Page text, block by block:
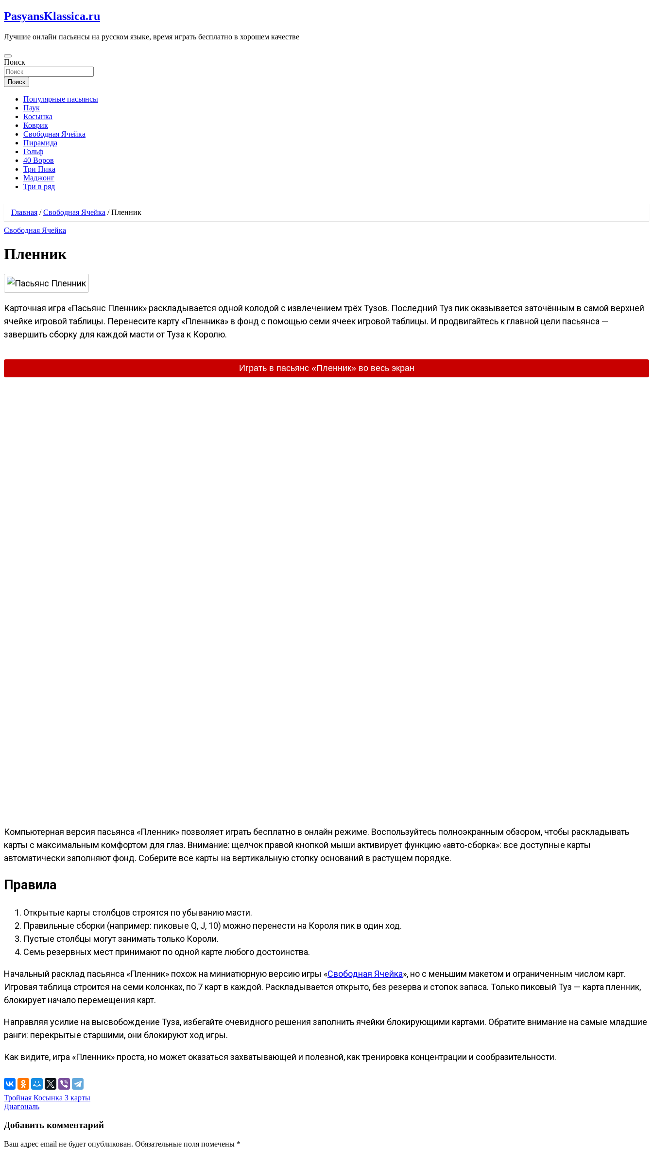
Перейти
к
PasyansKlassica.ru
Лучшие онлайн пасьянсы на русском языке, время играть бесплатно в хорошем качестве
Поиск
Поиск
Популярные пасьянсы
Паук
Косынка
Коврик
Свободная Ячейка
Пирамида
Гольф
40 Воров
Три Пика
Маджонг
Три в ряд
Главная /Свободная Ячейка /Пленник
Свободная Ячейка
Пленник
Карточная игра «Пасьянс Пленник» раскладывается одной колодой с извлечением трёх Тузов. Последний Туз пик оказывается заточённым в самой верхней
ячейке игровой таблицы. Перенесите карту «Пленника» в фонд с помощью семи ячеек игровой таблицы. И продвигайтесь к главной цели пасьянса —
завершить сборку для каждой масти от Туза к Королю.
Играть в пасьянс «Пленник» во весь экран
Компьютерная версия пасьянса «Пленник» позволяет играть бесплатно в онлайн режиме. Воспользуйтесь полноэкранным обзором, чтобы раскладывать
карты с максимальным комфортом для глаз. Внимание: щелчок правой кнопкой мыши активирует функцию «авто-сборка»: все доступные карты
автоматически заполняют фонд. Соберите все карты на вертикальную стопку оснований в растущем порядке.
Правила
Открытые карты столбцов строятся по убыванию масти.
Правильные сборки (например: пиковые Q, J, 10) можно перенести на Короля пик в один ход.
Пустые столбцы могут занимать только Короли.
Семь резервных мест принимают по одной карте любого достоинства.
Начальный расклад пасьянса «Пленник» похож на миниатюрную версию игры «Свободная Ячейка», но с меньшим макетом и ограниченным числом карт.
Игровая таблица строится на семи колонках, по 7 карт в каждой. Раскладывается открыто, без резерва и стопок запаса. Только пиковый Туз — карта пленник,
блокирует начало перемещения карт.
Направляя усилие на высвобождение Туза, избегайте очевидного решения заполнить ячейки блокирующими картами. Обратите внимание на самые младшие
ранги: перекрытые старшими, они блокируют ход игры.
Как видите, игра «Пленник» проста, но может оказаться захватывающей и полезной, как тренировка концентрации и сообразительности.
Навигация
по
записям
Тройная Косынка 3 карты
Диагональ
Добавить комментарий
Ваш адрес email не будет опубликован. Обязательные поля помечены *